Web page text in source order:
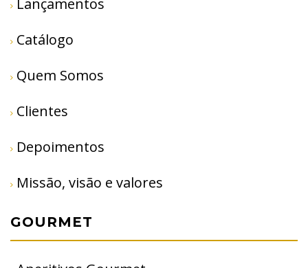
Catálogo
Quem Somos
Clientes
Depoimentos
Missão, visão e valores
GOURMET